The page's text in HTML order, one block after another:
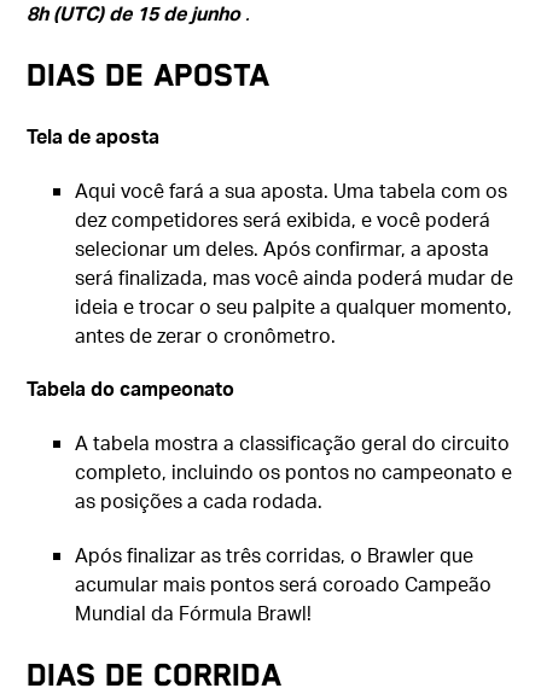
8h (UTC) de 15 de junho .
DIAS DE APOSTA
Tela de aposta
Aqui você fará a sua aposta. Uma tabela com os
dez competidores será exibida, e você poderá
selecionar um deles. Após confirmar, a aposta
será finalizada, mas você ainda poderá mudar de
ideia e trocar o seu palpite a qualquer momento,
antes de zerar o cronômetro.
Tabela do campeonato
A tabela mostra a classificação geral do circuito
completo, incluindo os pontos no campeonato e
as posições a cada rodada.
Após finalizar as três corridas, o Brawler que
acumular mais pontos será coroado Campeão
Mundial da Fórmula Brawl!
DIAS DE CORRIDA